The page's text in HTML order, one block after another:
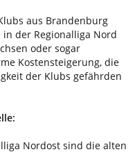
aus Brandenburg
der Regionalliga Nord
oder sogar
Kostensteigerung, die
der Klubs gefährden
Nordost sind die alten